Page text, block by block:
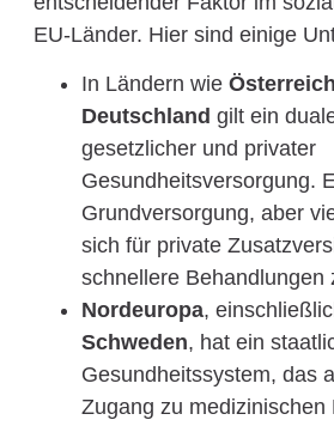
EU-Länder. Hier sind einige
In Ländern wie Österreich
Deutschland gilt ein
gesetzlicher und privater
Gesundheitsversorgung.
Grundversorgung, aber
sich für private
schnellere Behandlungen
Nordeuropa,
Schweden, hat ein
Gesundheitssystem, das
Zugang zu medizinischen